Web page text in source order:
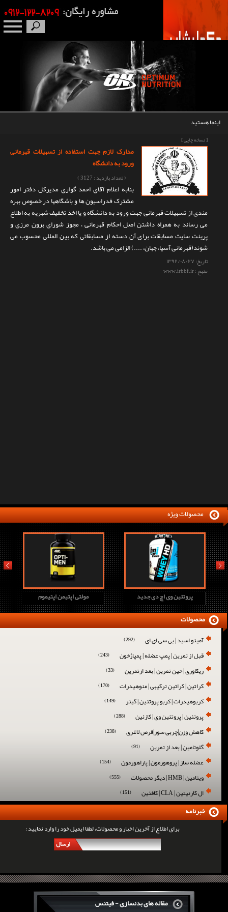
تماس با ما
اینجا هستید
[ نسخه چاپی ]
مدارک لازم جهت استفاده از تسهیلات قهرمانی
ورود به دانشگاه
( تعداد بازدید : 3127 )
بنابه اعلام آقای احمد گواری مدیرکل دفتر امور
مشترک فدراسیون ها و باشگاهها در خصوص بهره
مندی از تسهیلات قهرمانی جهت ورود به دانشگاه و یا اخذ تخفیف شهریه به اطلاع
می رساند به همراه داشتن اصل احکام قهرمانی ، مجوز شورای برون مرزی و
پرینت سایت مسابقات برای آن دسته از مسابقاتی که بین المللی محسوب می
شوند(قهرمانی آسیا، جهان، ....) الزامی می باشد.
تاریخ:۱۳۹۲/۰۸/۲۷
منبع : www.irbbf.ir
محصولات ویژه
مولتی اپتیمن اپتیموم پروتئین وی اچ دی جدید
prev next
آمینو اسید | بی سی ای ای (292)
قبل از تمرین | پمپ عضله | پمپاژخون (243)
ریکاوری | حین تمرین | بعد ازتمرین (33)
کراتین | کراتین ترکیبی | منوهیدرات (170)
کربوهیدرات | کربو پروتئین | گینر (149)
پروتئین | پروتئین وی | کازئین (288)
کاهش وزن|چربی سوز|قرص لاغری (238)
گلوتامین | بعد از تمرین (91)
عضله ساز | پروهورمون | پاراهورمون (154)
ویتامین | HMB | دیگر محصولات (555)
ال کارنیتین | CLA | کافئین (151)
محصولات
برای اطلاع از آخرین اخبار و محصولات، لطفا ایمیل خود را وارد نمایید :
ارسال
خبرنامه
مقاله های بدنسازی - فیتنس